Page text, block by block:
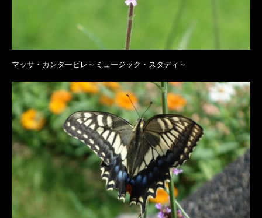
マッサ・カンタービレ～ミュージック・スタディ～